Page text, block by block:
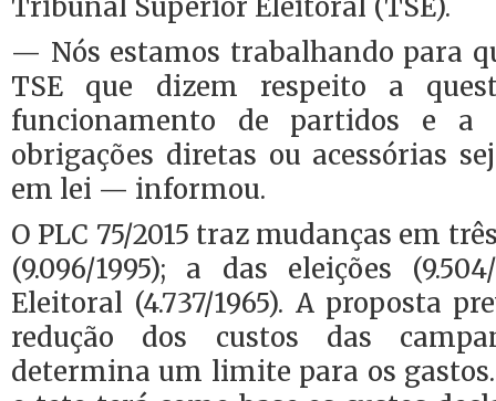
Tribunal Superior Eleitoral (TSE).
— Nós estamos trabalhando para
TSE que dizem respeito a
funcionamento de partidos e a
obrigações diretas ou acessórias
em lei — informou.
O PLC 75/2015 traz mudanças em
(9.096/1995); a das eleições
Eleitoral (4.737/1965). A proposta
redução dos custos das
determina um limite para os